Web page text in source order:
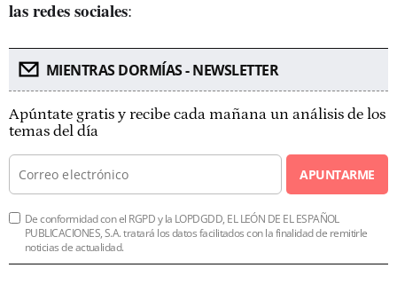
las redes sociales:
MIENTRAS DORMÍAS - NEWSLETTER
Apúntate gratis y recibe cada mañana un análisis de los
temas del día
APUNTARME
De conformidad con el RGPD y la LOPDGDD, EL LEÓN DE EL ESPAÑOL
PUBLICACIONES, S.A. tratará los datos facilitados con la finalidad de remitirle
noticias de actualidad.